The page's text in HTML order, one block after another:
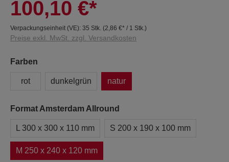
100,10 €*
Verpackungseinheit (VE): 35 Stk. (2,86 €* / 1 Stk.)
Preise exkl. MwSt. zzgl. Versandkosten
Farben
rot dunkelgrün natur
Format Amsterdam Allround
L 300 x 300 x 110 mm S 200 x 190 x 100 mm
M 250 x 240 x 120 mm